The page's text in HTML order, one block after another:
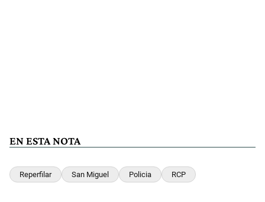
EN ESTA NOTA
Reperfilar San Miguel Policia RCP